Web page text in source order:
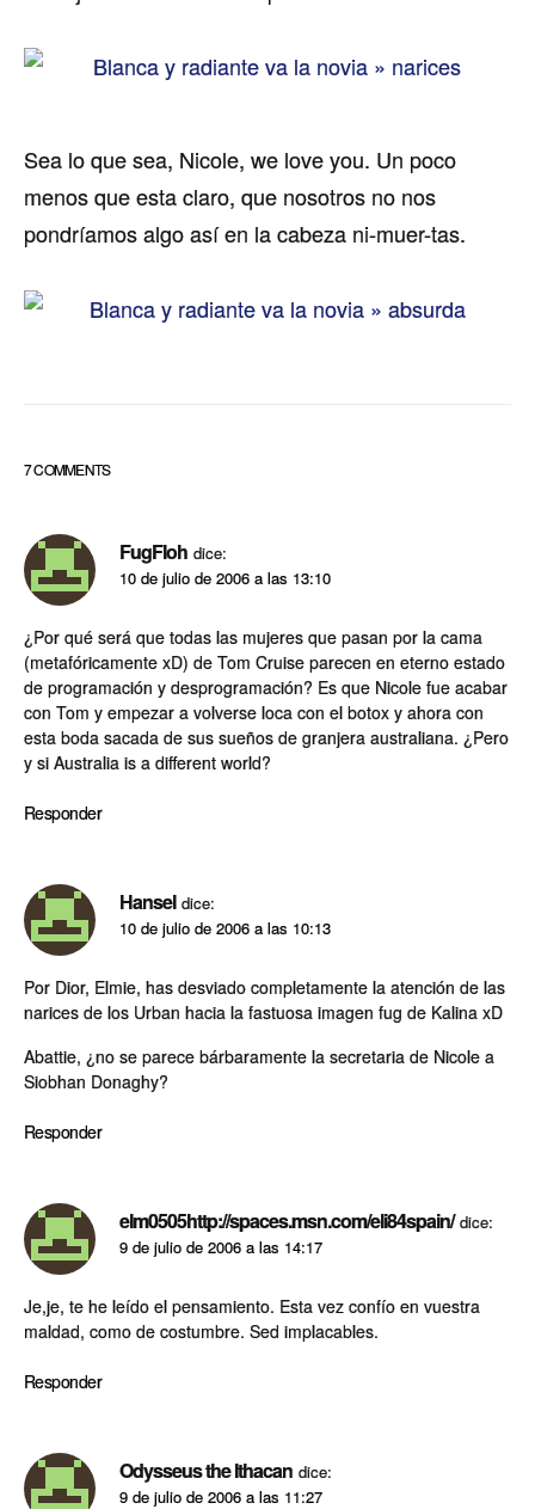
Sea lo que sea, Nicole, we love you. Un poco
menos que esta claro, que nosotros no nos
pondríamos algo así en la cabeza ni-muer-tas.
7 COMMENTS
FugFloh dice:
10 de julio de 2006 a las 13:10
¿Por qué será que todas las mujeres que pasan por la cama
(metafóricamente xD) de Tom Cruise parecen en eterno estado
de programación y desprogramación? Es que Nicole fue acabar
con Tom y empezar a volverse loca con el botox y ahora con
esta boda sacada de sus sueños de granjera australiana. ¿Pero
y si Australia is a different world?
Responder
Hansel dice:
10 de julio de 2006 a las 10:13
Por Dior, Elmie, has desviado completamente la atención de las
narices de los Urban hacia la fastuosa imagen fug de Kalina xD
Abattie, ¿no se parece bárbaramente la secretaria de Nicole a
Siobhan Donaghy?
Responder
elm0505http://spaces.msn.com/eli84spain/ dice:
9 de julio de 2006 a las 14:17
Je,je, te he leído el pensamiento. Esta vez confío en vuestra
maldad, como de costumbre. Sed implacables.
Responder
Odysseus the Ithacan dice:
9 de julio de 2006 a las 11:27